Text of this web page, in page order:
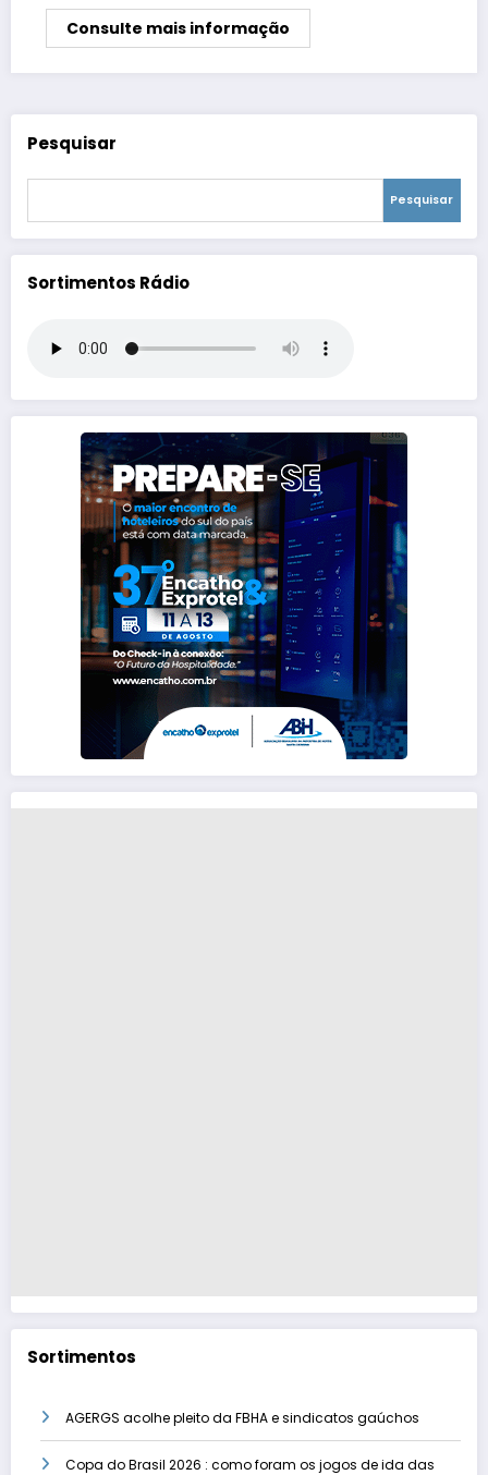
Consulte mais informação
Pesquisar
Pesquisar
Sortimentos Rádio
Sortimentos
AGERGS acolhe pleito da FBHA e sindicatos gaúchos
Copa do Brasil 2026 : como foram os jogos de ida das